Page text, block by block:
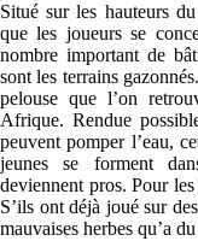
Situé sur les hauteurs
que les joueurs se
nombre important de
sont les terrains
pelouse que l’on
Afrique. Rendue
peuvent pomper l’eau,
jeunes se forment
deviennent pros. Pour les
S’ils ont déjà joué sur
mauvaises herbes qu’a